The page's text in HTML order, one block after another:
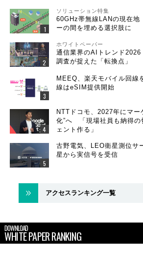
ソリューション特集
60GHz帯無線LANの現在
ーの間を埋める選択肢に
ホワイトペーパー
通信業界のAIトレンド
調査が捉えた「転換点」
MEEQ、楽天モバイル回
線はeSIM提供開始
NTTドコモ、2027年にマー
化”へ 「現場社員も納得の
ェント作る」
古野電気、LEO衛星測位サ
星から実信号を受信
アクセスランキング一覧
DOWNLOAD
WHITE PAPER RANKING